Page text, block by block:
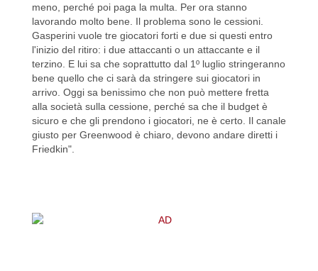
meno, perché poi paga la multa. Per ora stanno
lavorando molto bene. Il problema sono le cessioni.
Gasperini vuole tre giocatori forti e due si questi entro
l'inizio del ritiro: i due attaccanti o un attaccante e il
terzino. E lui sa che soprattutto dal 1º luglio stringeranno
bene quello che ci sarà da stringere sui giocatori in
arrivo. Oggi sa benissimo che non può mettere fretta
alla società sulla cessione, perché sa che il budget è
sicuro e che gli prendono i giocatori, ne è certo. Il canale
giusto per Greenwood è chiaro, devono andare diretti i
Friedkin".